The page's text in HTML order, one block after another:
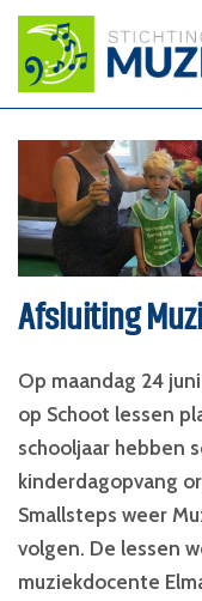
Afsluiting
Op maandag 24
op Schoot lessen
schooljaar hebben
kinderdagopvang
Smallsteps weer
volgen. De lessen
muziekdocente